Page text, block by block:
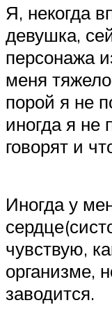
Я, некогда
девушка,
персонажа
меня
порой я не
иногда я не
говорят и
Иногда у
чувствую,
организме,
заводится.